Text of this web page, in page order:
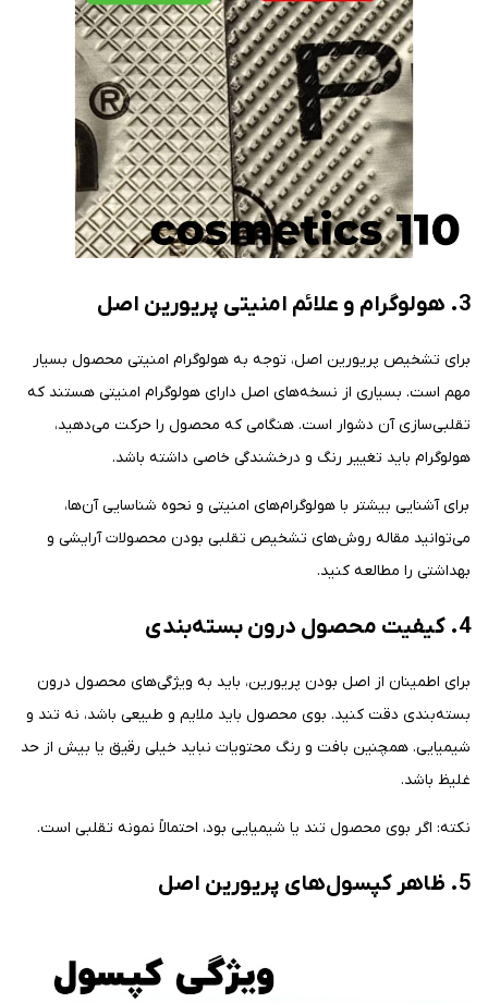
3. هولوگرام و علائم امنیتی پریورین اصل
برای تشخیص پریورین اصل، توجه به هولوگرام امنیتی محصول بسیار
مهم است. بسیاری از نسخه‌های اصل دارای هولوگرام امنیتی هستند که
تقلبی‌سازی آن دشوار است. هنگامی که محصول را حرکت می‌دهید،
هولوگرام باید تغییر رنگ و درخشندگی خاصی داشته باشد.
برای آشنایی بیشتر با هولوگرام‌های امنیتی و نحوه شناسایی آن‌ها،
می‌توانید مقاله روش‌های تشخیص تقلبی بودن محصولات آرایشی و
بهداشتی را مطالعه کنید.
4. کیفیت محصول درون بسته‌بندی
برای اطمینان از اصل بودن پریورین، باید به ویژگی‌های محصول درون
بسته‌بندی دقت کنید. بوی محصول باید ملایم و طبیعی باشد، نه تند و
شیمیایی. همچنین بافت و رنگ محتویات نباید خیلی رقیق یا بیش از حد
غلیظ باشد.
نکته: اگر بوی محصول تند یا شیمیایی بود، احتمالاً نمونه تقلبی است.
5. ظاهر کپسول‌های پریورین اصل